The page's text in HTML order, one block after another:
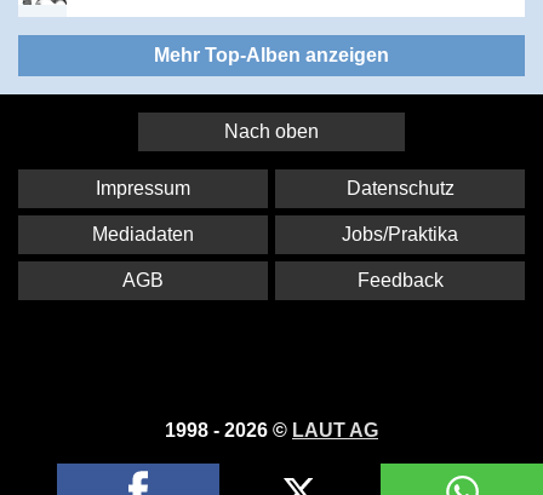
Mehr Top-Alben anzeigen
Nach oben
1998 - 2026 © LAUT AG
Impressum Datenschutz
Mediadaten Jobs/Praktika
AGB Feedback